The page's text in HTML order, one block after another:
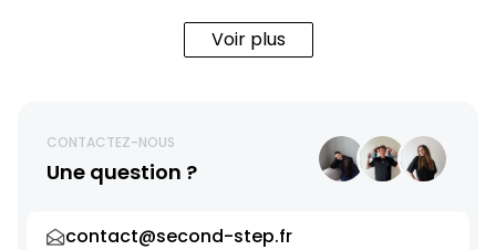
Voir plus
CONTACTEZ-NOUS
Une question ?
contact@second-step.fr